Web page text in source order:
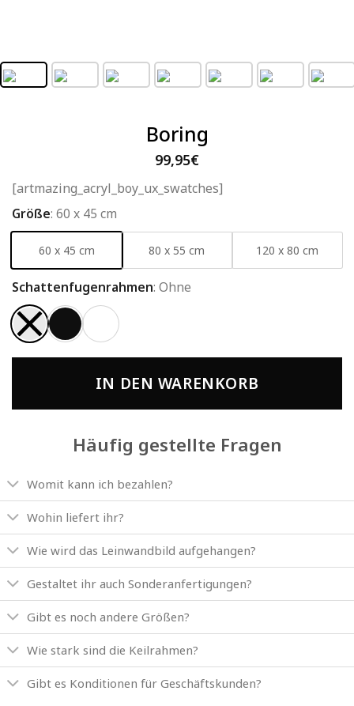
Boring
99,95€
[artmazing_acryl_boy_ux_swatches]
Größe: 60 x 45 cm
60 x 45 cm 80 x 55 cm 120 x 80 cm
Schattenfugenrahmen: Ohne
IN DEN WARENKORB
Häufig gestellte Fragen
Womit kann ich bezahlen?
Wohin liefert ihr?
Wie wird das Leinwandbild aufgehangen?
Gestaltet ihr auch Sonderanfertigungen?
Gibt es noch andere Größen?
Wie stark sind die Keilrahmen?
Gibt es Konditionen für Geschäftskunden?